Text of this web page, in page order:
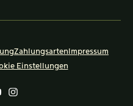
ZahlungsartenImpressum
Einstellungen